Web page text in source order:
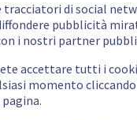
tracciatori di social
pubblicità
i nostri partner
accettare tutti i
momento